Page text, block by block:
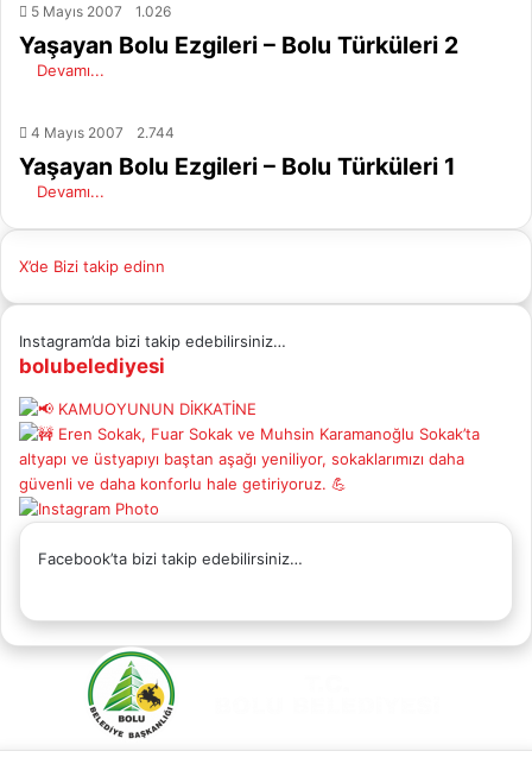
5 Mayıs 2007 1.026
Yaşayan Bolu Ezgileri – Bolu Türküleri 2
Devamı...
4 Mayıs 2007 2.744
Yaşayan Bolu Ezgileri – Bolu Türküleri 1
Devamı...
X’de Bizi takip edinn
Instagram’da bizi takip edebilirsiniz…
bolubelediyesi
Facebook’ta bizi takip edebilirsiniz…